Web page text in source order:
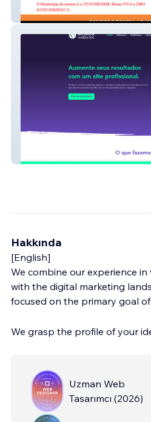
Power Parts Brasil
Hakkında
[English]
We combine our experience
with the digital marketing
focused on the primary goal
We grasp the profile of your
Uzman Web
Tasarımcı (2026)